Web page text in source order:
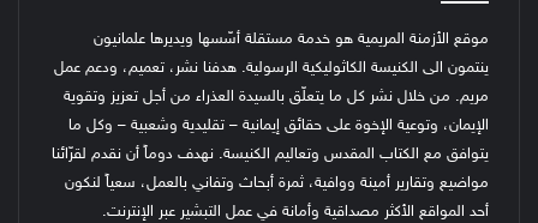
موقع الأزمنة المريمية هو خدمة مستقلة أسّسها ويديرها علمانيون
ينتمون الى الكنيسة الكاثوليكية الرسولية. هدفنا نشر، تعميم، ودعم عمل
مريم. من خلال نشر كل ما يتعلّق بالسيدة العذراء من أجل تعزيز وتقوية
الإيمان، وتوعية الإخوة على حقائق إيمانية – تقليدية وشعبية – وكل ما
يتوافق مع الكتاب المقدس وتعاليم الكنيسة. نهدف دوماً أن نقدم لقرّائنا
مواضيع وتقارير أمينة ووافية، ثمرة أبحاث وتفاني بالعمل، سعياً لنكون
أحد المواقع الأكثر مصداقية وأمانة في عمل التبشير عبر الإنترنت.